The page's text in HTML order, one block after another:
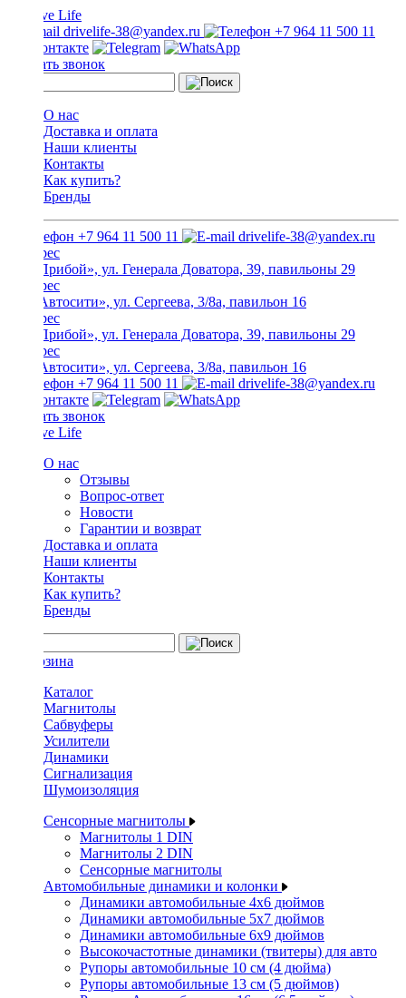
drivelife-38@yandex.ru +7 964 11 500 11
Заказать звонок
О нас
Доставка и оплата
Наши клиенты
Контакты
Как купить?
Бренды
+7 964 11 500 11 drivelife-38@yandex.ru
ТЦ «Прибой», ул. Генерала Доватора, 39, павильоны 29
ТЦ «Автосити», ул. Сергеева, 3/8а, павильон 16
ТЦ «Прибой», ул. Генерала Доватора, 39, павильоны 29
ТЦ «Автосити», ул. Сергеева, 3/8а, павильон 16
+7 964 11 500 11
drivelife-38@yandex.ru
Заказать звонок
О нас
Отзывы
Вопрос-ответ
Новости
Гарантии и возврат
Доставка и оплата
Наши клиенты
Контакты
Как купить?
Бренды
Каталог
Магнитолы
Сабвуферы
Усилители
Динамики
Сигнализация
Шумоизоляция
Сенсорные магнитолы
Магнитолы 1 DIN
Магнитолы 2 DIN
Сенсорные магнитолы
Автомобильные динамики и колонки
Динамики автомобильные 4x6 дюймов
Динамики автомобильные 5x7 дюймов
Динамики автомобильные 6x9 дюймов
Высокочастотные динамики (твитеры) для авто
Рупоры автомобильные 10 см (4 дюйма)
Рупоры автомобильные 13 см (5 дюймов)